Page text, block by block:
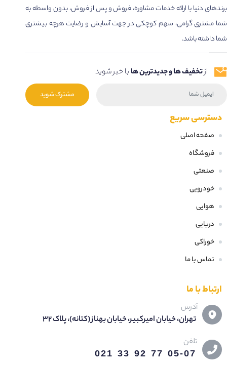
برندهای دنیا با ارائه خدمات مشاوره، فروش و پس از فروش، بدون واسطه به
شما مشتری گرامی، سهم کوچکی در جهت آسایش و رضایت هرچه بیشتری
شما داشته باشد.
ازتخفیف ها و جدیدترین ها با خبر شوید
مشترک شوید
دسترسی سریع
صفحه اصلی
فروشگاه
صنعتی
خودرویی
هوایی
دریایی
خوراکی
تماس با ما
ارتباط با ما
آدرس
تهران، خیابان امیرکبیر، خیابان بهناز (کتانه)، پلاک 32
تلفن
05-07 77 92 33 021